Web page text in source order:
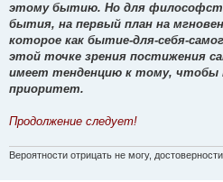
этому бытию. Но для
бытия, на первый план на
которое как бытие-для-себя-
этой точке зрения постижения
имеет тенденцию к тому, чтобы
приоритет.
Продолжение следует!
Вероятности отрицать не могу,